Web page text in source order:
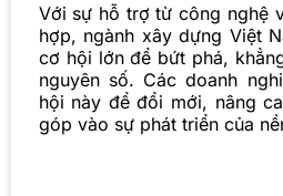
Với sự hỗ trợ từ công nghệ
hợp, ngành xây dựng Việt
cơ hội lớn để bứt phá,
nguyên số. Các doanh
hội này để đổi mới, nâng
góp vào sự phát triển của